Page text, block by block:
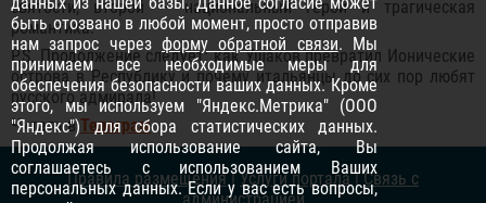
святости, второй — национальный герой и трагическая
романтика.
P.S. Продолжение следует: как Ушаков превратил Ионические
острова в Республику и почему итальянцы до сих пор любят
русского адмирала!
Читать вТелеграм
Правила размещения|Услуги портала|Связь с
администрацией
быть отозвано в любой момент, просто отправив
нам запрос через форму обратной связи. Мы
принимаем все необходимые меры для
обеспечения безопасности ваших данных. Кроме
этого, мы используем "Яндекс.Метрика" (ООО
"Яндекс") для сбора статистических данных.
Продолжая использование сайта, Вы
соглашаетесь с использованием Ваших
персональных данных. Если у вас есть вопросы,